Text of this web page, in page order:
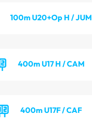
100m U20+Op H / JUM
400m U17 H / CAM
400m U17F / CAF